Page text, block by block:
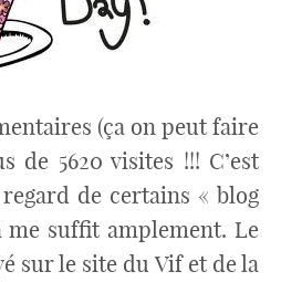
(ça on peut faire
de 5620 visites !!! C’est
de certains « blog
me suffit amplement. Le
sur le site du Vif et de la